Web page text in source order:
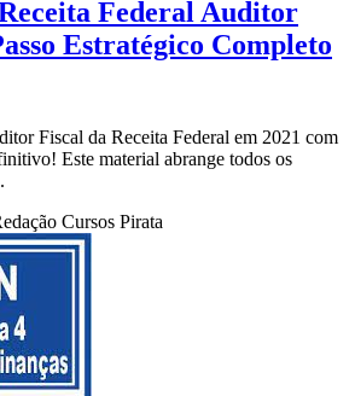
Federal Auditor
Estratégico Completo
Fiscal da Receita Federal em 2021 com
Este material abrange todos os
Cursos Pirata